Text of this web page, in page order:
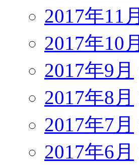
2017年11月
2017年10月
2017年9月
2017年8月
2017年7月
2017年6月